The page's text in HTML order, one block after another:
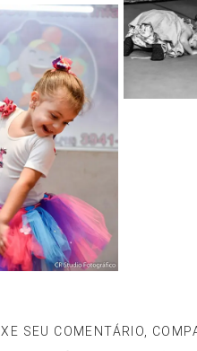
SEU COMENTÁRIO,